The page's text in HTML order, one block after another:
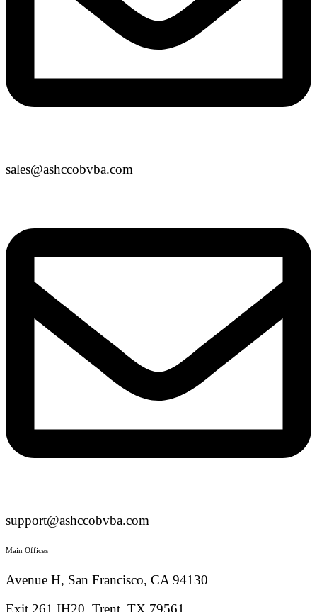
sales@ashccobvba.com
support@ashccobvba.com
Main Offices
Avenue H, San Francisco, CA 94130
Exit 261 IH20, Trent, TX 79561